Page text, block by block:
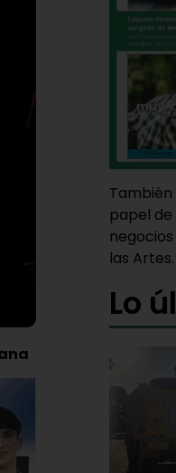
papel
las Artes.
Lo